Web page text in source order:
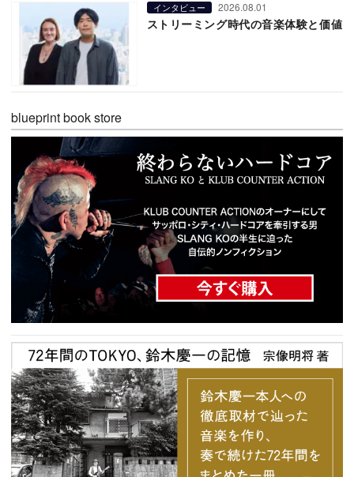
インタビュー 2026.08.01
ストリーミング時代の音楽体験と価値
blueprint book store